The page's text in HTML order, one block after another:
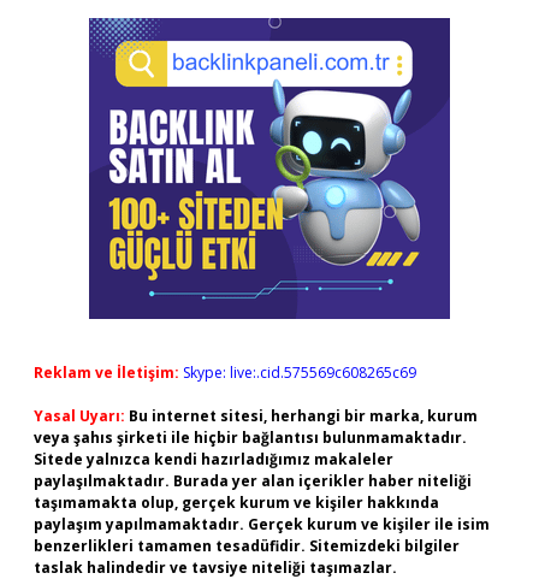
Reklam ve İletişim: Skype: live:.cid.575569c608265c69
Yasal Uyarı: Bu internet sitesi, herhangi bir marka, kurum
veya şahıs şirketi ile hiçbir bağlantısı bulunmamaktadır.
Sitede yalnızca kendi hazırladığımız makaleler
paylaşılmaktadır. Burada yer alan içerikler haber niteliği
taşımamakta olup, gerçek kurum ve kişiler hakkında
paylaşım yapılmamaktadır. Gerçek kurum ve kişiler ile isim
benzerlikleri tamamen tesadüfidir. Sitemizdeki bilgiler
taslak halindedir ve tavsiye niteliği taşımazlar.